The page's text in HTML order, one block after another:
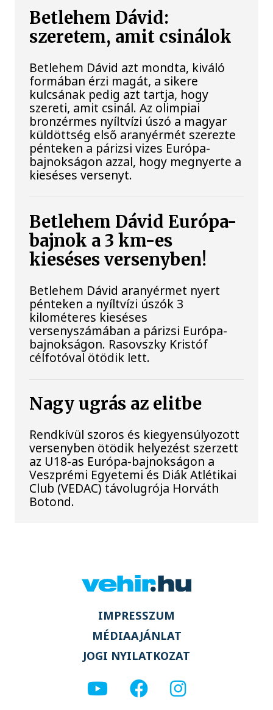
Betlehem Dávid:
szeretem, amit csinálok
Betlehem Dávid azt mondta, kiváló
formában érzi magát, a sikere
kulcsának pedig azt tartja, hogy
szereti, amit csinál. Az olimpiai
bronzérmes nyíltvízi úszó a magyar
küldöttség első aranyérmét szerezte
pénteken a párizsi vizes Európa-
bajnokságon azzal, hogy megnyerte a
kieséses versenyt.
Betlehem Dávid Európa-
bajnok a 3 km-es
kieséses versenyben!
Betlehem Dávid aranyérmet nyert
pénteken a nyíltvízi úszók 3
kilométeres kieséses
versenyszámában a párizsi Európa-
bajnokságon. Rasovszky Kristóf
célfotóval ötödik lett.
Nagy ugrás az elitbe
Rendkívül szoros és kiegyensúlyozott
versenyben ötödik helyezést szerzett
az U18-as Európa-bajnokságon a
Veszprémi Egyetemi és Diák Atlétikai
Club (VEDAC) távolugrója Horváth
Botond.
IMPRESSZUM
MÉDIAAJÁNLAT
JOGI NYILATKOZAT